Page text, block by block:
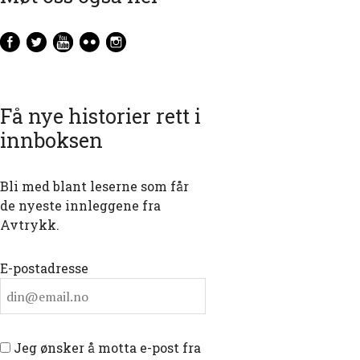
Få nye historier rett i
innboksen
Bli med blant leserne som får
de nyeste innleggene fra
Avtrykk.
E-postadresse
Jeg ønsker å motta e-post fra